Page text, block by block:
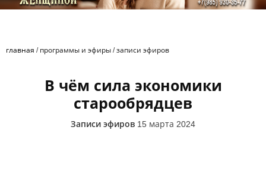
главная / программы и эфиры /записи эфиров
В чём сила экономики
старообрядцев
Записи эфиров 15 марта 2024